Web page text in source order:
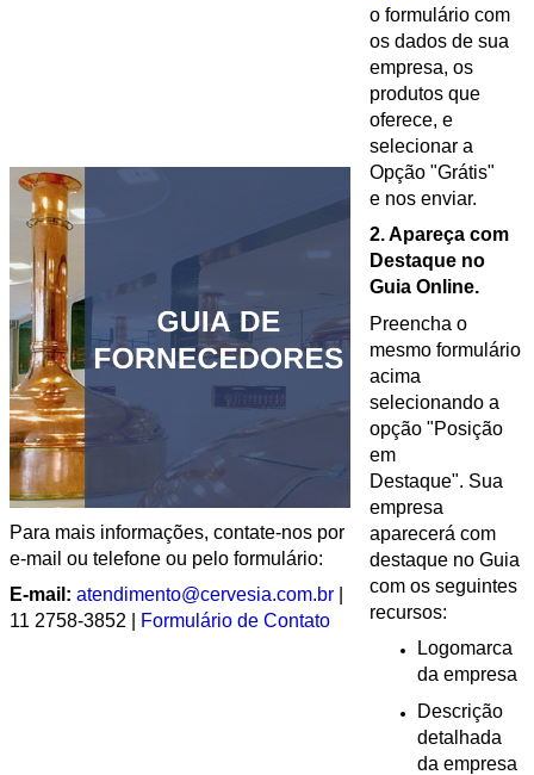
Para mais informações, contate-nos por
e-mail ou telefone ou pelo formulário:
E-mail:
11 2758-3852 |
Formulário de Contato
o formulário com
os dados de sua
empresa, os
produtos que
oferece, e
selecionar a
Opção "Grátis"
e nos enviar.
2. Apareça com
Destaque no
Guia Online.
Preencha o
mesmo formulário
acima
selecionando a
opção "Posição
em
Destaque". Sua
empresa
aparecerá com
destaque no Guia
com os seguintes
recursos:
Logomarca
da empresa
Descrição
detalhada
da empresa